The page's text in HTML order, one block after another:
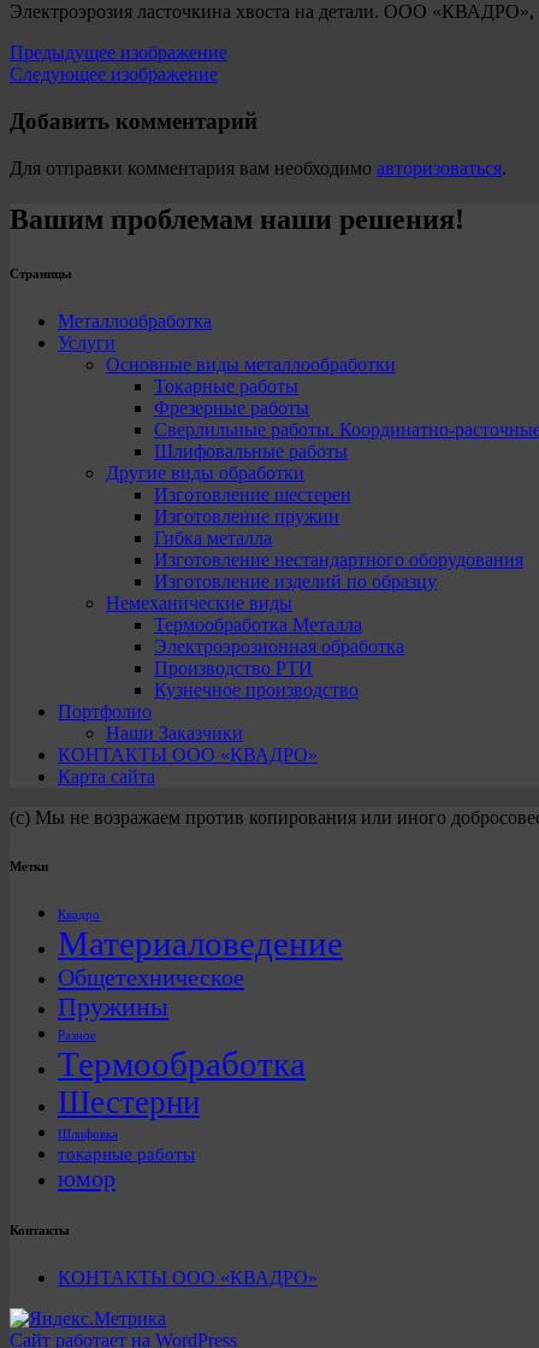
Электроэрозия ласточкина хвоста на детали. ООО «КВАДРО»,
Предыдущее изображение
Следующее изображение
Добавить комментарий
Для отправки комментария вам необходимо авторизоваться.
Вашим проблемам наши решения!
Страницы
Металлообработка
Услуги
Основные виды металлообработки
Токарные работы
Фрезерные работы
Сверлильные работы. Координатно-
Шлифовальные работы
Другие виды обработки
Изготовление шестерен
Изготовление пружин
Гибка металла
Изготовление нестандартного оборудования
Изготовление изделий по образцу
Немеханические виды
Термообработка Металла
Электроэрозионная обработка
Производство РТИ
Кузнечное производство
Портфолио
Наши Заказчики
КОНТАКТЫ ООО «КВАДРО»
Карта сайта
(с) Мы не возражаем против копирования или иного
Метки
Квадро
Материаловедение
Общетехническое
Пружины
Разное
Термообработка
Шестерни
Шлифовка
токарные работы
юмор
Контакты
КОНТАКТЫ ООО «КВАДРО»
Сайт работает на WordPress